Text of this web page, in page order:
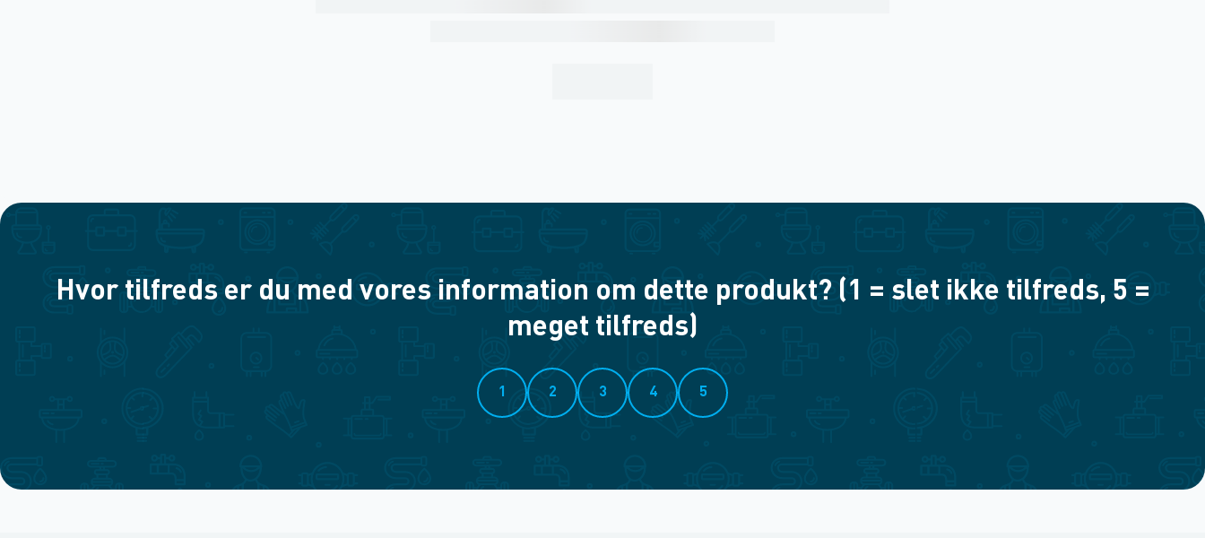
Hvor tilfreds er du med vores information om dette produkt? (1 = slet ikke tilfreds, 5 =
meget tilfreds)
1 2 3 4 5